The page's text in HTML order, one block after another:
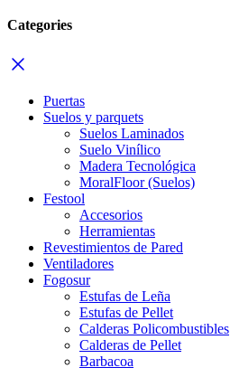
Categories
Puertas
Suelos y parquets
Suelos Laminados
Suelo Vinílico
Madera Tecnológica
MoralFloor (Suelos)
Festool
Accesorios
Herramientas
Revestimientos de Pared
Ventiladores
Fogosur
Estufas de Leña
Estufas de Pellet
Calderas Policombustibles
Calderas de Pellet
Barbacoa